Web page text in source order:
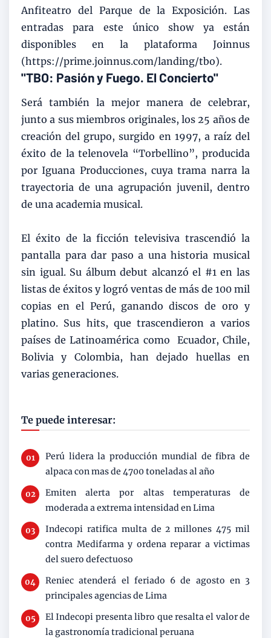
Anfiteatro del Parque de la Exposición. Las
entradas para este único show ya están
disponibles en la plataforma Joinnus
(https://prime.joinnus.com/landing/tbo).
"TBO: Pasión y Fuego. El Concierto"
Será también la mejor manera de celebrar,
junto a sus miembros originales, los 25 años de
creación del grupo, surgido en 1997, a raíz del
éxito de la telenovela “Torbellino”, producida
por Iguana Producciones, cuya trama narra la
trayectoria de una agrupación juvenil, dentro
de una academia musical.
El éxito de la ficción televisiva trascendió la
pantalla para dar paso a una historia musical
sin igual. Su álbum debut alcanzó el #1 en las
listas de éxitos y logró ventas de más de 100 mil
copias en el Perú, ganando discos de oro y
platino. Sus hits, que trascendieron a varios
países de Latinoamérica como Ecuador, Chile,
Bolivia y Colombia, han dejado huellas en
varias generaciones.
Te puede interesar:
Perú lidera la producción mundial de fibra de
alpaca con mas de 4700 toneladas al año
Emiten alerta por altas temperaturas de
moderada a extrema intensidad en Lima
Indecopi ratifica multa de 2 millones 475 mil
contra Medifarma y ordena reparar a victimas
del suero defectuoso
Reniec atenderá el feriado 6 de agosto en 3
principales agencias de Lima
El Indecopi presenta libro que resalta el valor de
la gastronomía tradicional peruana